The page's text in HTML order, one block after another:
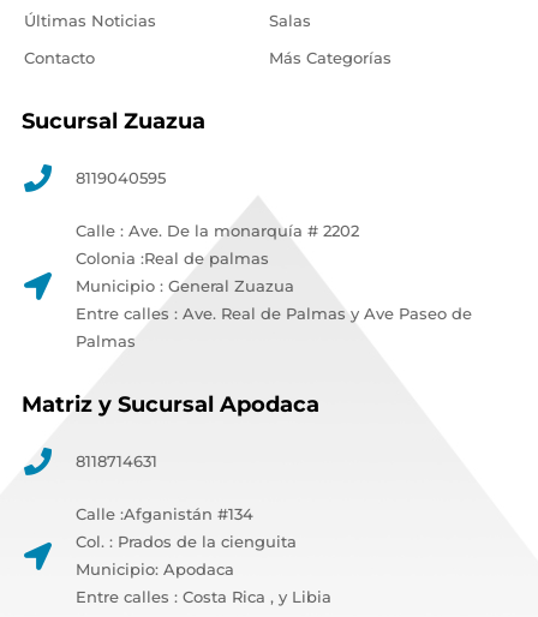
Últimas Noticias
Contacto
Salas
Más Categorías
Sucursal Zuazua
8119040595
Calle : Ave. De la monarquía # 2202
Colonia :Real de palmas
Municipio : General Zuazua
Entre calles : Ave. Real de Palmas y Ave Paseo de
Palmas
Matriz y Sucursal Apodaca
8118714631
Calle :Afganistán #134
Col. : Prados de la cienguita
Municipio: Apodaca
Entre calles : Costa Rica , y Libia